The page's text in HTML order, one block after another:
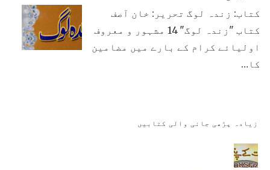
کتاب: زندہ لوگ تحریر: خان آصف
کتاب "زندہ لوگ" 14 مشہور و معروف
اولیائے کرام کے بارے میں مضامین
کا…
زیادہ پڑھی جانی والی کتابیں